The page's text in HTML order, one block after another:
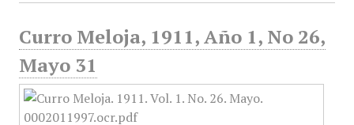
Curro Meloja, 1911, Año 1, No 26,
Mayo 31